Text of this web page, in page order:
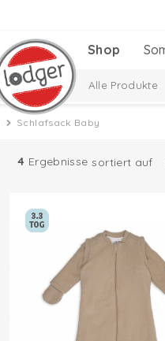
Shop
Alle Produkte
Baby Essentials
Schlafsack Baby
4 Ergebnisse sortiert auf